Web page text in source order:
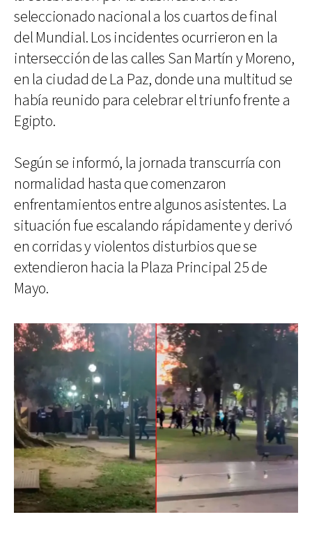
seleccionado nacional a los cuartos de final
del Mundial. Los incidentes ocurrieron en la
intersección de las calles San Martín y Moreno,
en la ciudad de La Paz, donde una multitud se
había reunido para celebrar el triunfo frente a
Egipto.
Según se informó, la jornada transcurría con
normalidad hasta que comenzaron
enfrentamientos entre algunos asistentes. La
situación fue escalando rápidamente y derivó
en corridas y violentos disturbios que se
extendieron hacia la Plaza Principal 25 de
Mayo.